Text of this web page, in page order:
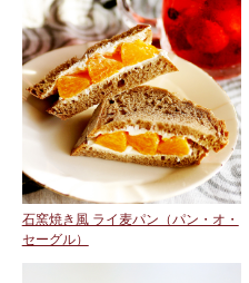
石窯焼き風 ライ麦パン（パン・オ・
セーグル）